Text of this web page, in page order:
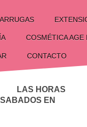
COSMÉTICA
CONTACTO
EN